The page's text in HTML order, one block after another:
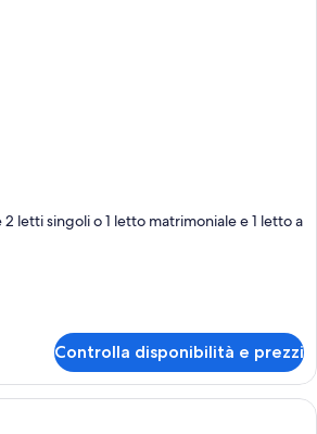
letti singoli o 1 letto matrimoniale e 1 letto a
Controlla disponibilità e prezzi